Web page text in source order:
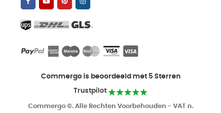
Commergo is beoordeeld met 5 Sterren
Trustpilot
Commergo ©. Alle Rechten Voorbehouden - VAT n.